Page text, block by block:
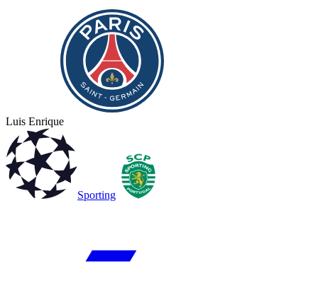
Luis Enrique
Sporting